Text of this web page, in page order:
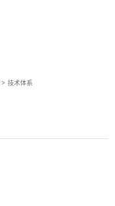
> 技术体系